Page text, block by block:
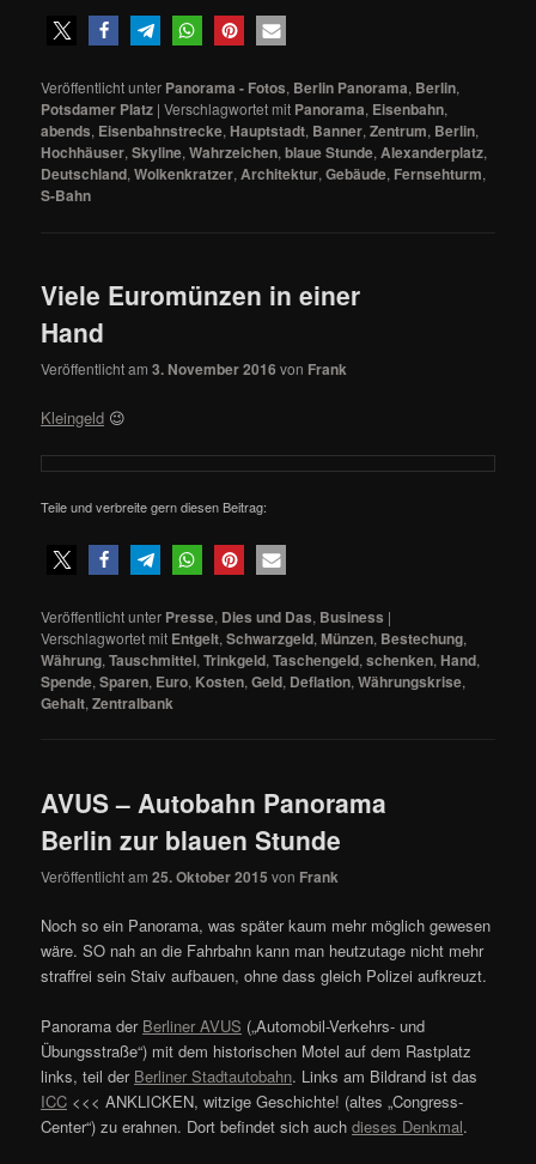
Veröffentlicht unter Panorama - Fotos, Berlin Panorama, Berlin,
Potsdamer Platz |Verschlagwortet mit Panorama, Eisenbahn,
abends, Eisenbahnstrecke, Hauptstadt, Banner,Zentrum, Berlin,
Hochhäuser,Skyline,Wahrzeichen,blaue Stunde,Alexanderplatz,
Deutschland,Wolkenkratzer,Architektur,Gebäude, Fernsehturm,
S-Bahn
Viele Euromünzen in einer
Hand
Veröffentlicht am3. November 2016 von Frank
Kleingeld 😉
Teile und verbreite gern diesen Beitrag:
Veröffentlicht unter Presse, Dies und Das, Business |
Verschlagwortet mit Entgelt,Schwarzgeld,Münzen, Bestechung,
Währung,Tauschmittel,Trinkgeld,Taschengeld,schenken, Hand,
Spende,Sparen, Euro, Kosten,Geld, Deflation,Währungskrise,
Gehalt,Zentralbank
AVUS – Autobahn Panorama
Berlin zur blauen Stunde
Veröffentlicht am25. Oktober 2015 von Frank
Noch so ein Panorama, was später kaum mehr möglich gewesen
wäre. SO nah an die Fahrbahn kann man heutzutage nicht mehr
straffrei sein Staiv aufbauen, ohne dass gleich Polizei aufkreuzt.
Panorama der Berliner AVUS („Automobil-Verkehrs- und
Übungsstraße“) mit dem historischen Motel auf dem Rastplatz
links, teil der Berliner Stadtautobahn. Links am Bildrand ist das
ICC <<< ANKLICKEN, witzige Geschichte! (altes „Congress-
Center“) zu erahnen. Dort befindet sich auchdieses Denkmal.